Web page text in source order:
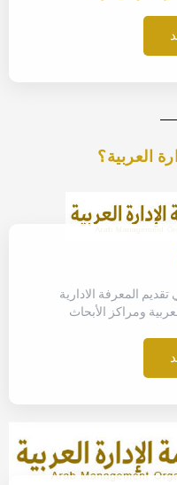
العربية؟
المعرفة الادارية
ومراكز الأبحاث